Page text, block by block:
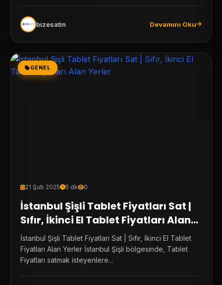
bizesatin Devamını Oku
GENEL
21 Şub 2025 5 dk 0
İstanbul Şişli Tablet Fiyatları Sat |
Sıfır, İkinci El Tablet Fiyatları Alan
Yerler
İstanbul Şişli Tablet Fiyatları Sat | Sıfır, İkinci El Tablet
Fiyatları Alan Yerler İstanbul Şişli bölgesinde, Tablet
Fiyatları satmak isteyenlere...